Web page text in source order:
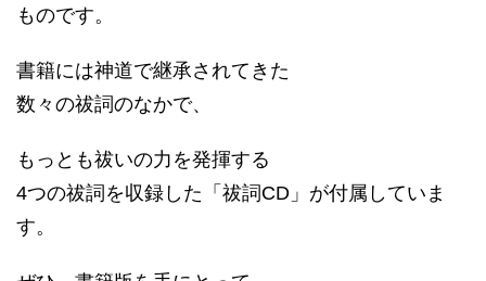
ものです。
書籍には神道で継承されてきた
数々の祓詞のなかで、
もっとも祓いの力を発揮する
4つの祓詞を収録した「祓詞CD」が付属していま
す。